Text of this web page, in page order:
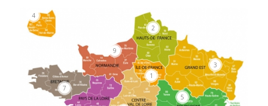
1
2
3
4
5
7
9